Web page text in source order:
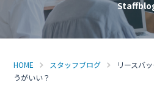
HOME スタッフブログ
リースバ
うがいい？